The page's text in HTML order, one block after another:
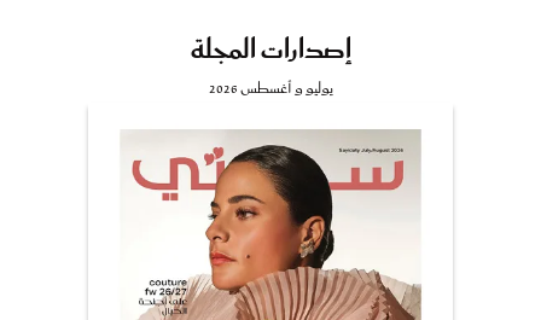
إصدارات المجلة
يوليو و أغسطس 2026